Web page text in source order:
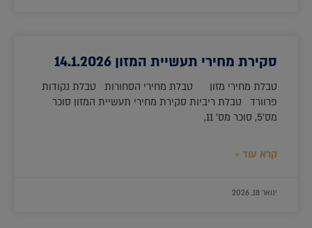
סקירת מחירי תעשיית המזון 14.1.2026
טבלת מחירי מזון טבלת מחירי הסחורות טבלת נקודות
פרוורד טבלת ריביות סקירת מחירי תעשיית המזון סוכר
מס'5, סוכר מס' 11,
קרא עוד »
ינואר 18, 2026